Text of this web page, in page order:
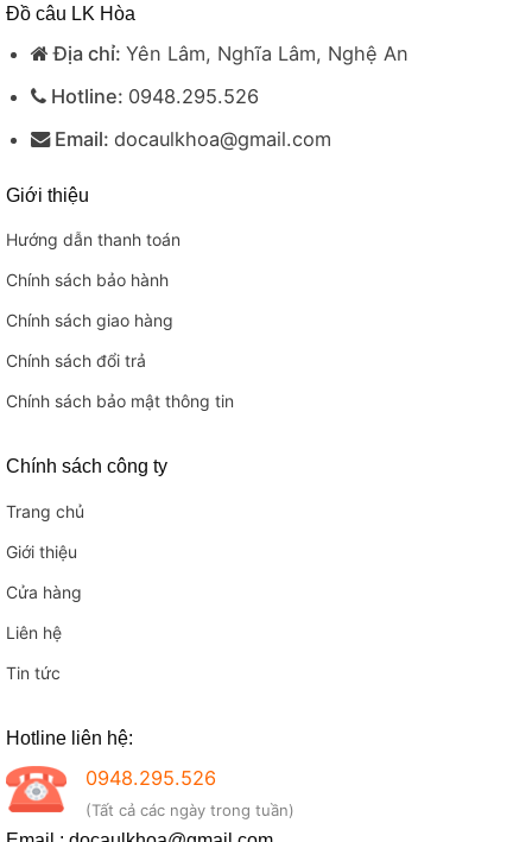
Đồ câu LK Hòa
Địa chỉ: Yên Lâm, Nghĩa Lâm, Nghệ An
Hotline: 0948.295.526
Email: docaulkhoa@gmail.com
Giới thiệu
Hướng dẫn thanh toán
Chính sách bảo hành
Chính sách giao hàng
Chính sách đổi trả
Chính sách bảo mật thông tin
Chính sách công ty
Trang chủ
Giới thiệu
Cửa hàng
Liên hệ
Tin tức
Hotline liên hệ:
0948.295.526
(Tất cả các ngày trong tuần)